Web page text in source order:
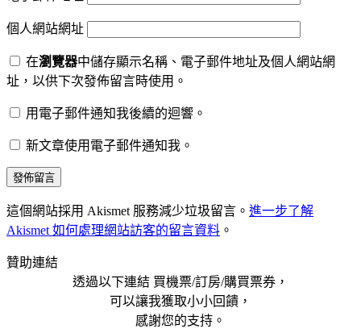
個人網站網址
在瀏覽器中儲存顯示名稱、電子郵件地址及個人網站網
址，以供下次發佈留言時使用。
用電子郵件通知我後續的迴響。
新文章使用電子郵件通知我。
這個網站採用 Akismet 服務減少垃圾留言。 進一步了解
Akismet 如何處理網站訪客的留言資料 。
贊助連結
透過以下連結 買機票/訂房/購買票券，
可以讓我獲取小小回饋，
感謝您的支持。